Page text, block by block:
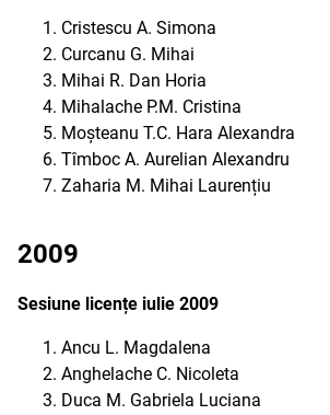
Cristescu A. Simona
Curcanu G. Mihai
Mihai R. Dan Horia
Mihalache P.M. Cristina
Moșteanu T.C. Hara Alexandra
Tîmboc A. Aurelian Alexandru
Zaharia M. Mihai Laurențiu
2009
Sesiune licențe iulie 2009
Ancu L. Magdalena
Anghelache C. Nicoleta
Duca M. Gabriela Luciana